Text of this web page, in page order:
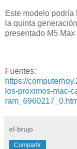
Este modelo
la quinta
presentado M5
Fuentes:
https://
los-proximos-mac-
el-brujo
Compartir